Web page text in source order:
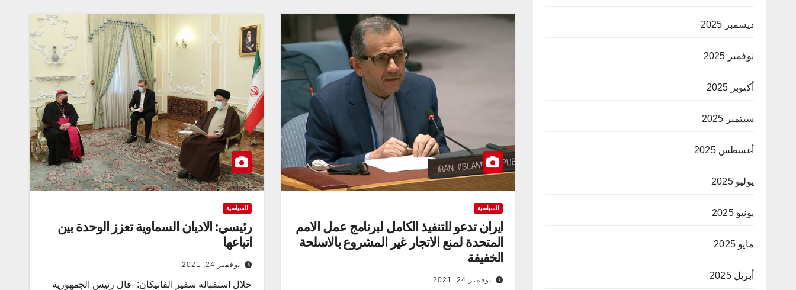
ديسمبر 2025
نوفمبر 2025
أكتوبر 2025
سبتمبر 2025
أغسطس 2025
يوليو 2025
يونيو 2025
مايو 2025
أبريل 2025
السياسية
ايران تدعو للتنفيذ الكامل لبرنامج عمل الامم
المتحدة لمنع الاتجار غير المشروع بالاسلحة
الخفيفة
نوفمبر 24, 2021
السياسية
رئيسي: الاديان السماوية تعزز الوحدة بين
اتباعها
نوفمبر 24, 2021
خلال استقباله سفير الفاتيكان: -قال رئيس الجمهورية